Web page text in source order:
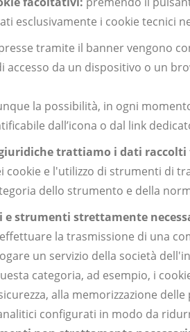
esclusivamente i cookie tecnici
tramite il banner vengono
accesso da un dispositivo o un
la possibilità, in ogni
dall’icona o dal link
trattiamo i dati
cookie e l'utilizzo di strumenti di
dello strumento e della
e strumenti strettamente
la trasmissione di una
un servizio della società
categoria, ad esempio, i
alla memorizzazione
configurati in modo da